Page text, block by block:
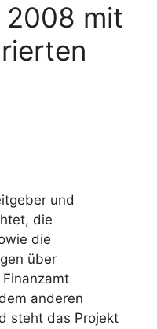
2008 mit
und
die
die
über
anderen
steht das Projekt